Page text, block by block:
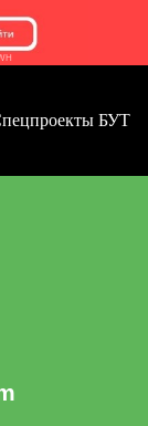
БУТ